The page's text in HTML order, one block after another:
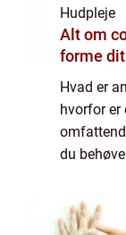
Hudpleje
Alt om
forme
Hvad er
hvorfor er
du
historisk